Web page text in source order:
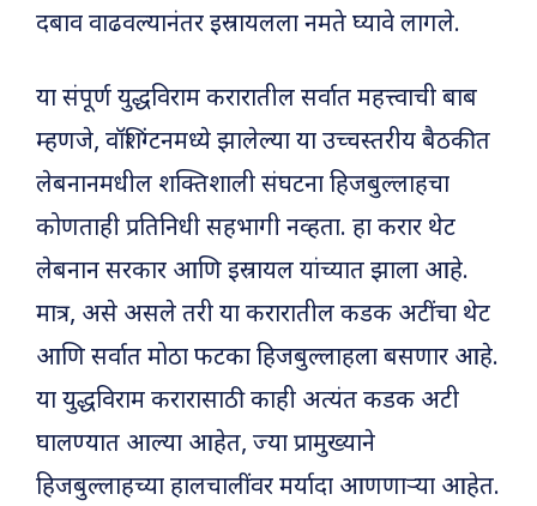
दबाव वाढवल्यानंतर इस्रायलला नमते घ्यावे लागले.
या संपूर्ण युद्धविराम करारातील सर्वात महत्त्वाची बाब
म्हणजे, वॉशिंग्टनमध्ये झालेल्या या उच्चस्तरीय बैठकीत
लेबनानमधील शक्तिशाली संघटना हिजबुल्लाहचा
कोणताही प्रतिनिधी सहभागी नव्हता. हा करार थेट
लेबनान सरकार आणि इस्रायल यांच्यात झाला आहे.
मात्र, असे असले तरी या करारातील कडक अटींचा थेट
आणि सर्वात मोठा फटका हिजबुल्लाहला बसणार आहे.
या युद्धविराम करारासाठी काही अत्यंत कडक अटी
घालण्यात आल्या आहेत, ज्या प्रामुख्याने
हिजबुल्लाहच्या हालचालींवर मर्यादा आणणाऱ्या आहेत.